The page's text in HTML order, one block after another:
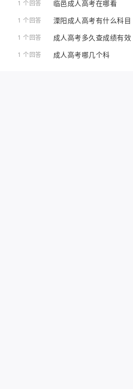
1 个回答 临邑成人高考在哪看
1 个回答 溧阳成人高考有什么科目
1 个回答 成人高考多久查成绩有效
1 个回答 成人高考哪几个科